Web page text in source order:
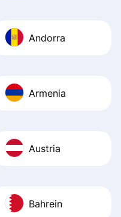
Recommend it!
Andorra
Armenia
Austria
Bahrein